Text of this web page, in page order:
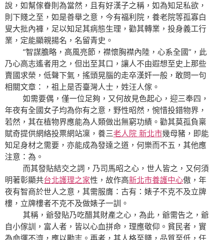
說，如幫傢眷則為當然，且有好漢子之稱，如為知足私欲，
則下賤之至，如是善舉之意，今有福利院，養老院等孤寡白
叟大批內褲，足以知足其病態生理，勸其轉業，投身義工行
業，定能顯親揚名，名留青史。
“智謀膽略，高風亮節，襟懷胸襟內陸，心系全國”，此
乃心高志遙者用之，但出至其口，讓人不由遐想至史上那些
賣國求榮，低聲下氣，搖頭晃腦的走卒漢奸一般，敢問一句
相關文章：，祖上是否臺灣人士，姓汪人傢。
如需要偶，僅一位足夠，又何故見色起心，迎三奉四，
年夜有全國女子均為你有之意，野性昭然，惋惜投錯物界，
若然，其在植物界應能為人類做出無窮功績。勸其莫孤負稟
賦奇提供網絡投票網站凜，養三老人院 新北市幾母豬，即能
知足身材之需要，亦能成為發達之道，何樂而不五，其他應
注意：為。
而其發貼結交之詞，乃司馬昭之心，世人皆之，又何須
明著彰顯共台北護理之家性，故作高新北市養護中心傲，年
夜有智商於世人之意，其需服膺：古有：婊子不克不及立牌
樓，立牌樓者不克不及做婊子一訓。
其稱，爺發貼乃吃醋其財產之心，為此，爺需告之，爺
自小傢訓，富人者，皆以心血拼命，理應敬仰。貧民者，實
為命運不濟，應以勵志。再者，其人格至賤，品質至低，任